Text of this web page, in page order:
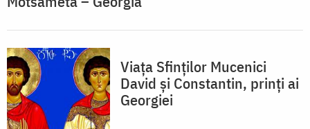
Viața Sfinților Mucenici
David și Constantin, prinți ai
Georgiei